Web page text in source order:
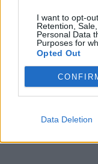
I want to opt-
Retention,
Personal Data
Purposes for
Opted Out
Data Deletion